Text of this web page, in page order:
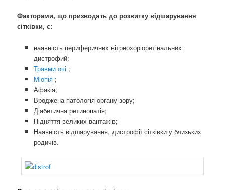
Факторами, що призводять до розвитку відшарування
сітківки, є:
наявність периферичних вітреохоріоретінальних
дистрофий;
Травми очі ;
Міопія ;
Афакія;
Вроджена патологія органу зору;
Діабетична ретинопатія;
Підняття великих вантажів;
Наявність відшарування, дистрофії сітківки у близьких
родичів.